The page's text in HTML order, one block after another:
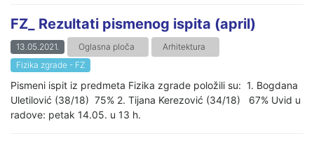
FZ_ Rezultati pismenog ispita (april)
13.05.2021. Oglasna ploča
Arhitektura
Fizika zgrade - FZ
Pismeni ispit iz predmeta Fizika zgrade položili su: 1. Bogdana
Uletilović (38/18) 75% 2. Tijana Kerezović (34/18) 67% Uvid u
radove: petak 14.05. u 13 h.